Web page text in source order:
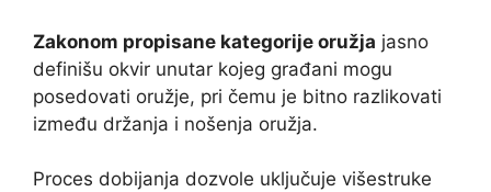
Zakonom propisane kategorije oružja jasno
definišu okvir unutar kojeg građani mogu
posedovati oružje, pri čemu je bitno razlikovati
između držanja i nošenja oružja.
Proces dobijanja dozvole uključuje višestruke